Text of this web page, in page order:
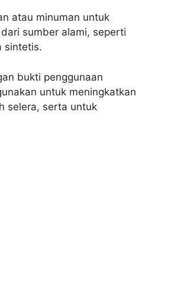
atau minuman untuk
sumber alami, seperti
sintetis.
bukti penggunaan
untuk meningkatkan
selera, serta untuk